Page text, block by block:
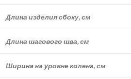
Длина изделия сбоку, см
Длина шагового шва, см
Ширина на уровне колена, см